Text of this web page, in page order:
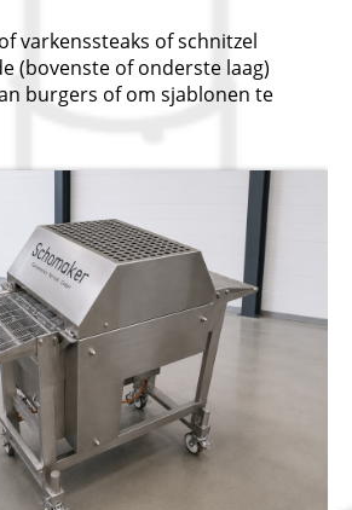
varkenssteaks of schnitzel
(bovenste of onderste laag)
burgers of om sjablonen te